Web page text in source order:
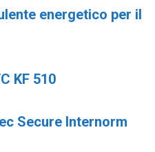
energetico per il
KF 510
Secure Internorm